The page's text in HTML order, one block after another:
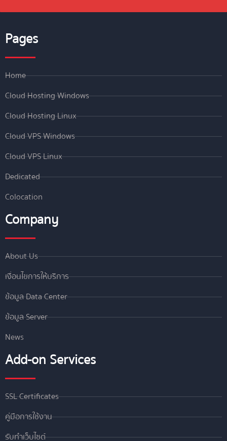
Pages
Home
Cloud Hosting Windows
Cloud Hosting Linux
Cloud VPS Windows
Cloud VPS Linux
Dedicated
Colocation
Company
About Us
เงื่อนไขการให้บริการ
ข้อมูล Data Center
ข้อมูล Server
News
Add-on Services
SSL Certificates
คู่มือการใช้งาน
รับทำเว็บไซต์